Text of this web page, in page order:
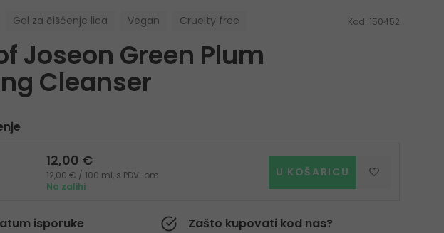
Gel za čišćenje lica Vegan Cruelty free Kod: 150452
Joseon Green Plum
Cleanser
12,00 €
12,00 € / 100 ml, s PDV-om
Na zalihi
U KOŠARICU
isporuke Zašto kupovati kod nas?